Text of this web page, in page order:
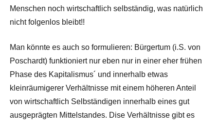
Menschen noch wirtschaftlich selbständig, was natürlich
nicht folgenlos bleibt!!
Man könnte es auch so formulieren: Bürgertum (i.S. von
Poschardt) funktioniert nur eben nur in einer eher frühen
Phase des Kapitalismus´ und innerhalb etwas
kleinräumigerer Verhältnisse mit einem höheren Anteil
von wirtschaftlich Selbständigen innerhalb eines gut
ausgeprägten Mittelstandes. Dise Verhältnisse gibt es